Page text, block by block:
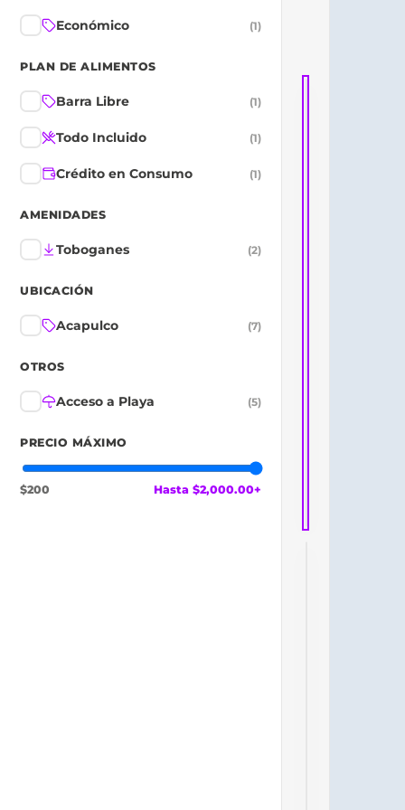
Económico (1)
PLAN DE ALIMENTOS
Barra Libre (1)
Todo Incluido (1)
Crédito en Consumo (1)
AMENIDADES
Toboganes (2)
UBICACIÓN
Acapulco (7)
OTROS
Acceso a Playa (5)
PRECIO MÁXIMO
$200 Hasta $2,000.00+